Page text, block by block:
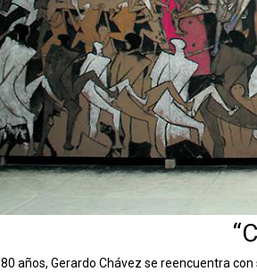
años, Gerardo Chávez se reencuentra